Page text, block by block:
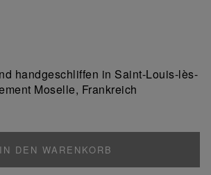
handgeschliffen in Saint-Louis-lès-
Moselle, Frankreich
IN DEN WARENKORB